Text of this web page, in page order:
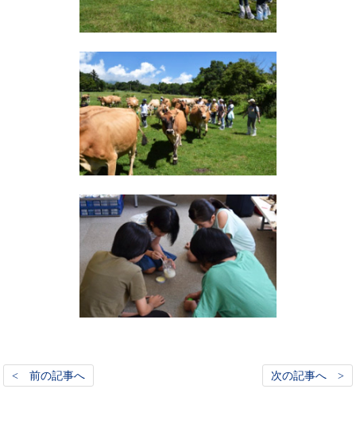
< 前の記事へ 次の記事へ >